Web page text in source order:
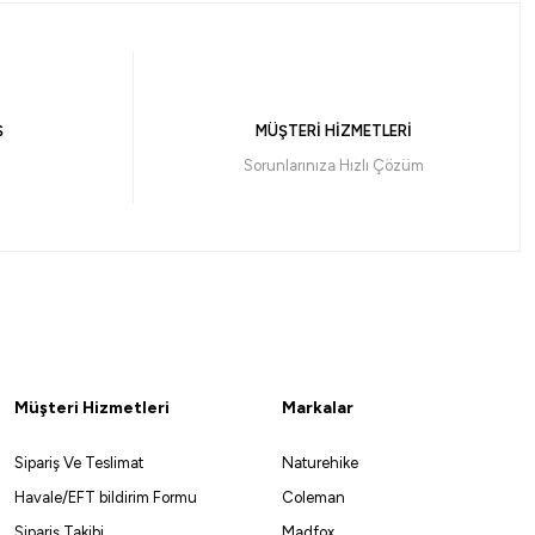
MÜŞTERİ HİZMETLERİ
Sorunlarınıza Hızlı Çözüm
Müşteri Hizmetleri
Sipariş Ve Teslimat
Havale/EFT bildirim Formu
Markalar
Naturehike
Coleman